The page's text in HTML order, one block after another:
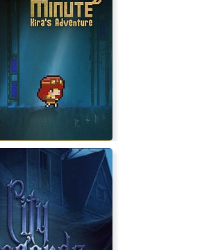
Mushroom Wars